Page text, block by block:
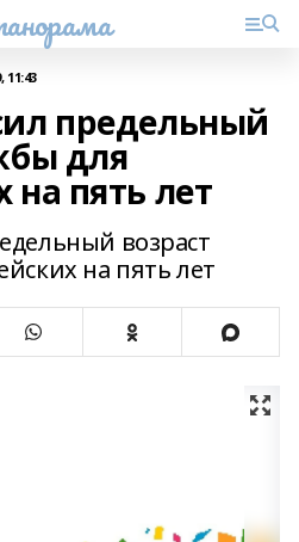
11:43
предельный
для
на пять лет
возраст
на пять лет